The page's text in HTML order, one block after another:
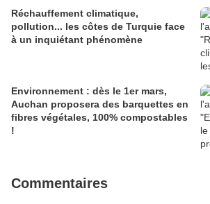
Réchauffement climatique,
pollution... les côtes de Turquie face
à un inquiétant phénomène
Environnement : dès le 1er mars,
Auchan proposera des barquettes en
fibres végétales, 100% compostables
!
Commentaires